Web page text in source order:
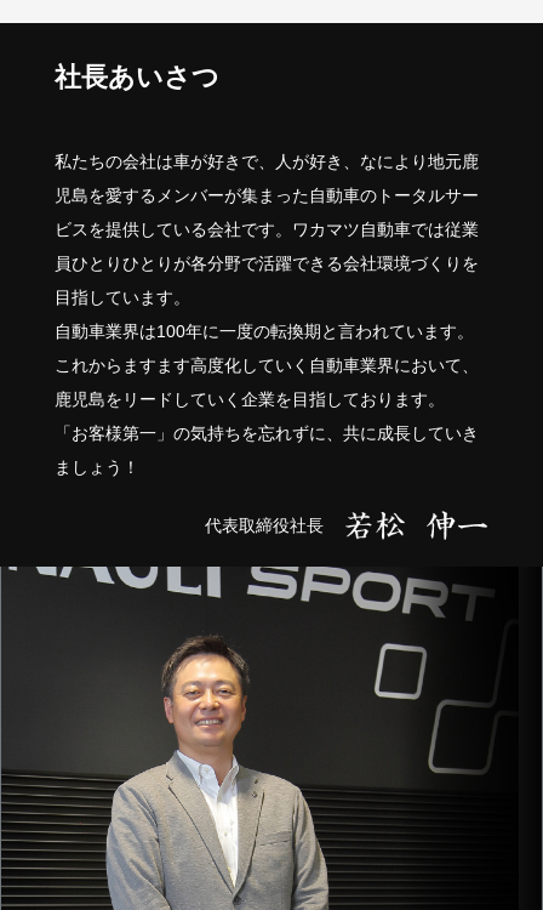
社長あいさつ
私たちの会社は車が好きで、人が好き、なにより地元鹿
児島を愛するメンバーが集まった自動車のトータルサー
ビスを提供している会社です。ワカマツ自動車では従業
員ひとりひとりが各分野で活躍できる会社環境づくりを
目指しています。
自動車業界は100年に一度の転換期と言われています。
これからますます高度化していく自動車業界において、
鹿児島をリードしていく企業を目指しております。
「お客様第一」の気持ちを忘れずに、共に成長していき
ましょう！
代表取締役社長